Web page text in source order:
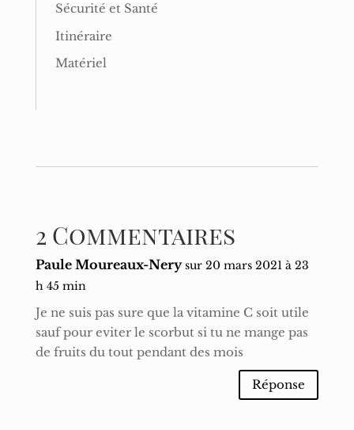
Sécurité et Santé
Itinéraire
Matériel
2 Commentaires
Paule Moureaux-Nery sur 20 mars 2021 à 23
h 45 min
Je ne suis pas sure que la vitamine C soit utile
sauf pour eviter le scorbut si tu ne mange pas
de fruits du tout pendant des mois
Réponse